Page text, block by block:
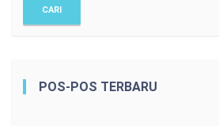
POS-POS TERBARU